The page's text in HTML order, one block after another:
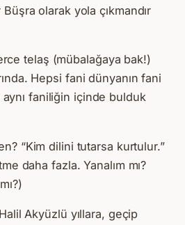
olarak yola çıkmandır
telaş (mübalağaya bak!)
Hepsi fani dünyanın fani
faniliğin içinde bulduk
“Kim dilini tutarsa kurtulur.”
daha fazla. Yanalım mı?
Akyüzlü yıllara, geçip